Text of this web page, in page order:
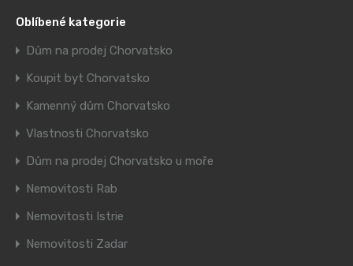
Oblíbené kategorie
Dům na prodej Chorvatsko
Koupit byt Chorvatsko
Kamenný dům Chorvatsko
Vlastnosti Chorvatsko
Dům na prodej Chorvatsko u moře
Nemovitosti Rab
Nemovitosti Istrie
Nemovitosti Zadar